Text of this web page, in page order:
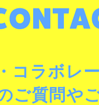
コラボレ
ご質問や